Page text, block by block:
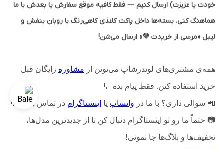
خودت یا عزیزت) ارسال کنیم — فقط کافیه موقع سفارش یا بعدش با ما
هماهنگ کنی. بسته‌ها داخل پاکت کاغذی کاهی‌رنگ با روبان بنفش و
لیبل «مرسی از خریدت 💜» ارسال می‌شن!
همه‌ی مشتری‌های لوندرشاپ می‌تونن از مشاوره رایگان قبل
خرید استفاده کنن. فقط پیام بده 💬
📲 سوالی داری؟ با ما در واتساپ یا اینستاگرام در تماس باش💬
📷 حتماً ما رو تو اینستاگرام دنبال کن تا از جدیدترین مدل‌ها،
تخفیف‌ها و بلاگ‌ها جا نمونی!